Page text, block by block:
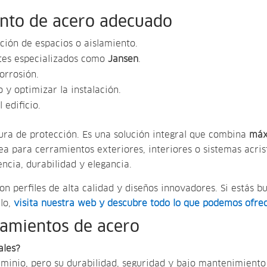
de acero adecuado
de espacios o aislamiento.
especializados como Jansen.
y optimizar la instalación.
edificio.
de protección. Es una solución integral que combina
para cerramientos exteriores, interiores o sistemas
durabilidad y elegancia.
perfiles de alta calidad y diseños innovadores. Si estás
visita nuestra web y descubre todo lo que podemos
de acero
pero su durabilidad, seguridad y bajo mantenimiento